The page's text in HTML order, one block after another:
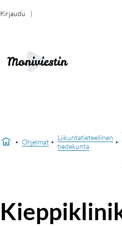
Kirjaudu
Ohjelmat
Liikuntatieteellinen
tiedekunta